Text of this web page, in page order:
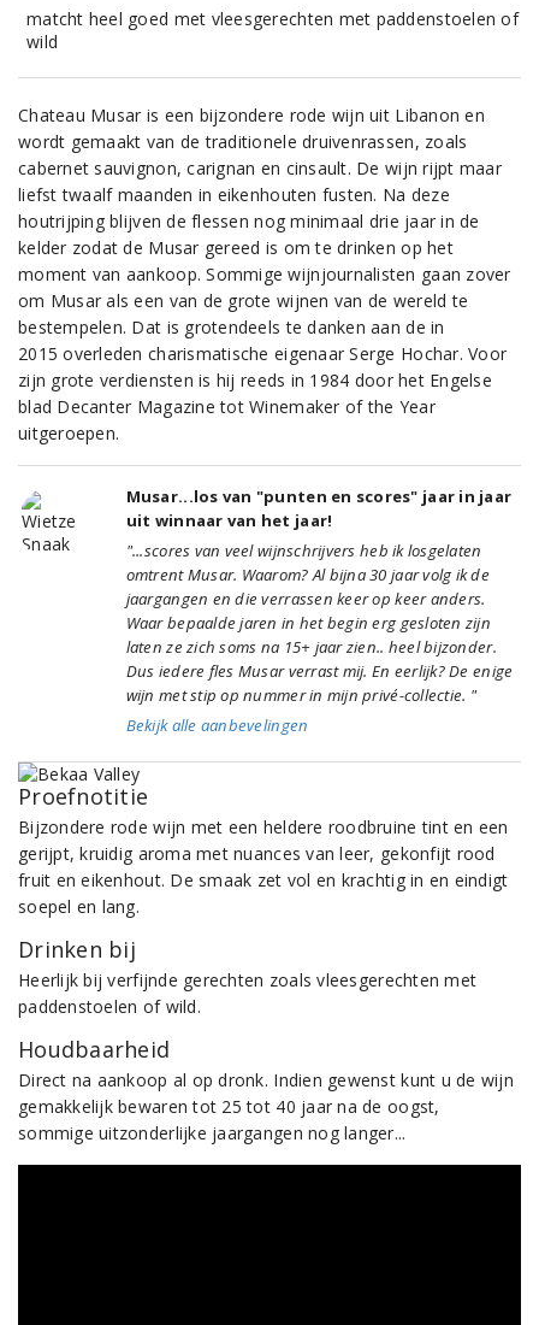
matcht heel goed met vleesgerechten met paddenstoelen of
wild
Chateau Musar is een bijzondere rode wijn uit Libanon en
wordt gemaakt van de traditionele druivenrassen, zoals
cabernet sauvignon, carignan en cinsault. De wijn rijpt maar
liefst twaalf maanden in eikenhouten fusten. Na deze
houtrijping blijven de flessen nog minimaal drie jaar in de
kelder zodat de Musar gereed is om te drinken op het
moment van aankoop. Sommige wijnjournalisten gaan zover
om Musar als een van de grote wijnen van de wereld te
bestempelen. Dat is grotendeels te danken aan de in
2015 overleden charismatische eigenaar Serge Hochar. Voor
zijn grote verdiensten is hij reeds in 1984 door het Engelse
blad Decanter Magazine tot Winemaker of the Year
uitgeroepen.
Musar...los van "punten en scores" jaar in jaar
uit winnaar van het jaar!
"...scores van veel wijnschrijvers heb ik losgelaten
omtrent Musar. Waarom? Al bijna 30 jaar volg ik de
jaargangen en die verrassen keer op keer anders.
Waar bepaalde jaren in het begin erg gesloten zijn
laten ze zich soms na 15+ jaar zien.. heel bijzonder.
Dus iedere fles Musar verrast mij. En eerlijk? De enige
wijn met stip op nummer in mijn privé-collectie. "
Bekijk alle aanbevelingen
Proefnotitie
Bijzondere rode wijn met een heldere roodbruine tint en een
gerijpt, kruidig aroma met nuances van leer, gekonfijt rood
fruit en eikenhout. De smaak zet vol en krachtig in en eindigt
soepel en lang.
Drinken bij
Heerlijk bij verfijnde gerechten zoals vleesgerechten met
paddenstoelen of wild.
Houdbaarheid
Direct na aankoop al op dronk. Indien gewenst kunt u de wijn
gemakkelijk bewaren tot 25 tot 40 jaar na de oogst,
sommige uitzonderlijke jaargangen nog langer...